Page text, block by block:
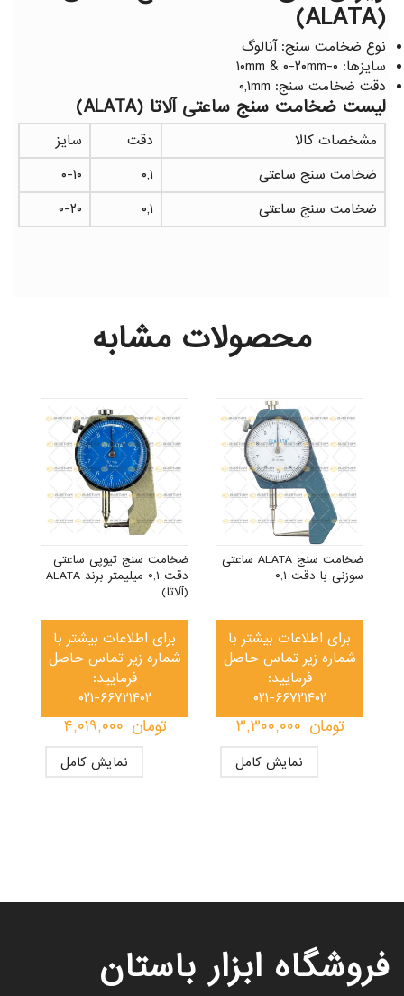
(ALATA)
نوع ضخامت سنج: آنالوگ
سایزها: ۰-۱۰mm & ۰-۲۰mm
دقت ضخامت سنج: ۰,۱mm
لیست ضخامت سنج ساعتی آلاتا (ALATA)
مشخصات کالا دقت
سایز
ضخامت سنج ساعتی
۰,۱
۰-۱۰
ضخامت سنج ساعتی
۰,۱ ۰-۲۰
محصولات مشابه
ضخامت سنج تیوپی ساعتی
دقت ۰,۱ میلیمتر برند ALATA
(آلاتا)
برای اطلاعات بیشتر با
شماره زیر تماس حاصل
فرمایید:
۰۲۱-۶۶۷۲۱۴۰۲
۴,۰۱۹,۰۰۰ تومان
نمایش کامل
ضخامت سنج ALATA ساعتی
سوزنی با دقت ۰,۱
برای اطلاعات بیشتر با
شماره زیر تماس حاصل
فرمایید:
۰۲۱-۶۶۷۲۱۴۰۲
۳,۳۰۰,۰۰۰ تومان
نمایش کامل
فروشگاه ابزار باستان